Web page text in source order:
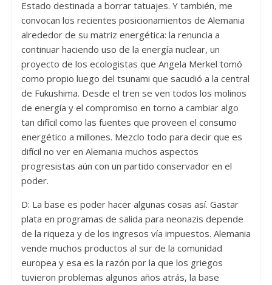
Estado destinada a borrar tatuajes. Y también, me
convocan los recientes posicionamientos de Alemania
alrededor de su matriz energética: la renuncia a
continuar haciendo uso de la energía nuclear, un
proyecto de los ecologistas que Angela Merkel tomó
como propio luego del tsunami que sacudió a la central
de Fukushima. Desde el tren se ven todos los molinos
de energía y el compromiso en torno a cambiar algo
tan difícil como las fuentes que proveen el consumo
energético a millones. Mezclo todo para decir que es
difícil no ver en Alemania muchos aspectos
progresistas aún con un partido conservador en el
poder.
D: La base es poder hacer algunas cosas así. Gastar
plata en programas de salida para neonazis depende
de la riqueza y de los ingresos vía impuestos. Alemania
vende muchos productos al sur de la comunidad
europea y esa es la razón por la que los griegos
tuvieron problemas algunos años atrás, la base